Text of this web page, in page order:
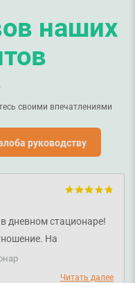
наших
своими впечатлениями
руководству
дневном стационаре!
На
Читать далее